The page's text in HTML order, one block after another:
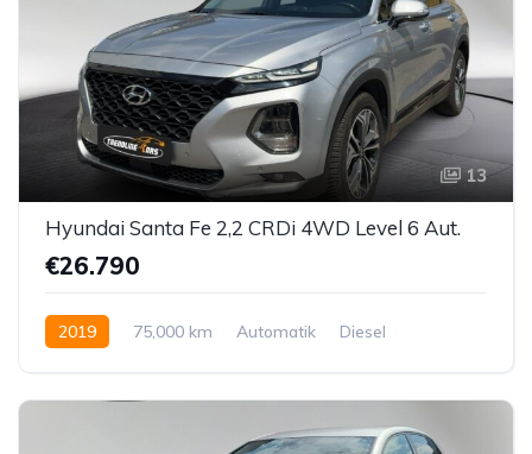
13
Hyundai Santa Fe 2,2 CRDi 4WD Level 6 Aut.
€26.790
2019 75,000 km Automatik
Diesel